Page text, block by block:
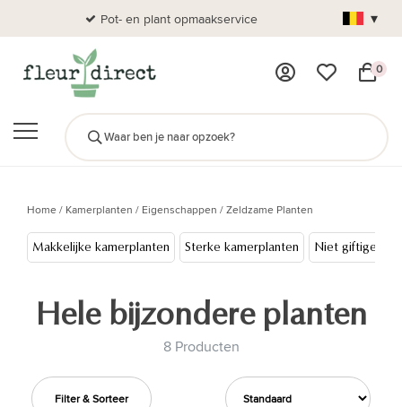
Pot- en plant opmaakservice ▾
0
Home/ Kamerplanten / Eigenschappen /Zeldzame Planten
Makkelijke kamerplanten Sterke kamerplanten Niet giftige
Hele bijzondere planten
8 Producten
Filter & Sorteer